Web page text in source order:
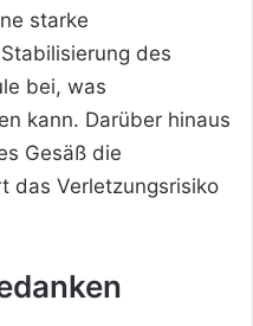
starke
des
bei, was
kann. Darüber hinaus
Gesäß die
das Verletzungsrisiko